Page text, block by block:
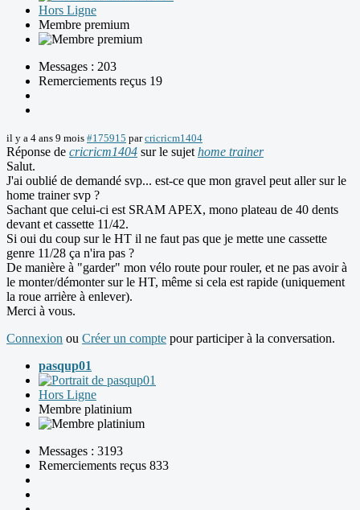
Hors Ligne
Membre premium
Messages : 203
Remerciements reçus 19
il y a 4 ans 9 mois #175915 parcricricm1404
Réponse de cricricm1404 sur le sujet home trainer
Salut.
J'ai oublié de demandé svp... est-ce que mon gravel peut aller sur le
home trainer svp ?
Sachant que celui-ci est SRAM APEX, mono plateau de 40 dents
devant et cassette 11/42.
Si oui du coup sur le HT il ne faut pas que je mette une cassette
genre 11/28 ça n'ira pas ?
De manière à "garder" mon vélo route pour rouler, et ne pas avoir à
le monter/démonter sur le HT, même si cela est rapide (uniquement
la roue arrière à enlever).
Merci à vous.
Connexion ou Créer un compte pour participer à la conversation.
pasqup01
Hors Ligne
Membre platinium
Messages : 3193
Remerciements reçus 833